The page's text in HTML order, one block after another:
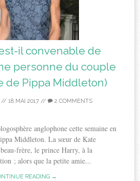
il convenable de
personne du couple
de Pippa Middleton)
// 18 MAI 2017 // 2 COMMENTS
anglophone cette semaine en
Middleton. La sœur de Kate
frère, le prince Harry, à la
; alors que la petite amie...
READING →